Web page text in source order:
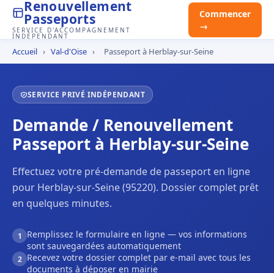
Renouvellement
Passeports
SERVICE D'ACCOMPAGNEMENT
INDÉPENDANT
Commencer
→
Accueil › Val-d'Oise › Passeport à Herblay-sur-Seine
SERVICE PRIVÉ INDÉPENDANT
Demande / Renouvellement
Passeport à Herblay-sur-Seine
Effectuez votre pré-demande de passeport en ligne
pour Herblay-sur-Seine (95220). Dossier complet prêt
en quelques minutes.
1
Remplissez le formulaire en ligne — vos informations
sont sauvegardées automatiquement
2 Recevez votre dossier complet par e-mail avec tous les
documents à déposer en mairie